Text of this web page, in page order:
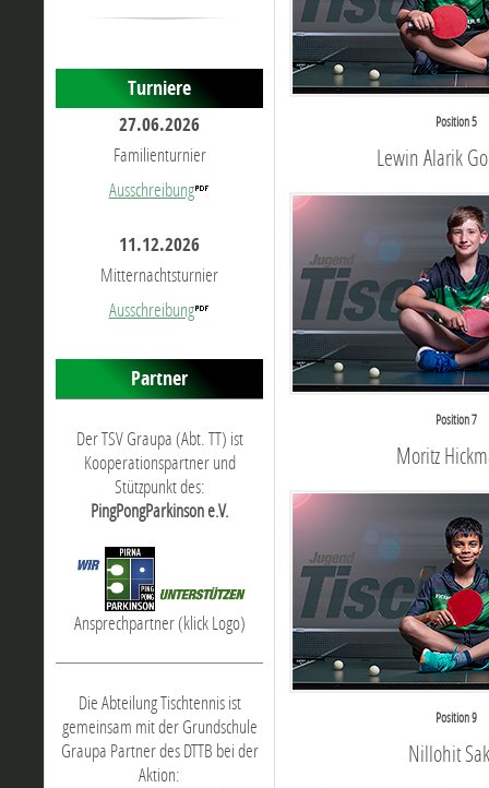
Turniere
27.06.2026
Familienturnier
Ausschreibung
11.12.2026
Mitternachtsturnier
Ausschreibung
Partner
Der TSV Graupa (Abt. TT) ist
Kooperationspartner und
Stützpunkt des:
PingPongParkinson e.V.
Ansprechpartner (klick Logo)
Die Abteilung Tischtennis ist
gemeinsam mit der Grundschule
Graupa Partner des DTTB bei der
Aktion:
Position 5
Lewin Alarik
Position 7
Moritz
Position 9
Nillohit